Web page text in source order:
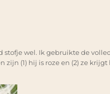
wel. Ik gebruikte de
(1) hij is roze en (2) ze